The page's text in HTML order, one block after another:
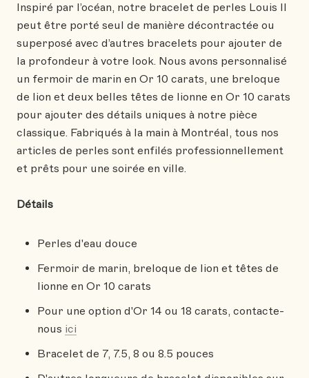
Inspiré par l’océan, notre bracelet de perles Louis II
peut être porté seul de manière décontractée ou
superposé avec d’autres bracelets pour ajouter de
la profondeur à votre look. Nous avons personnalisé
un fermoir de marin en Or 10 carats, une breloque
de lion et deux belles têtes de lionne en Or 10 carats
pour ajouter des détails uniques à notre pièce
classique. Fabriqués à la main à Montréal, tous nos
articles de perles sont enfilés professionnellement
et prêts pour une soirée en ville.
Détails
Perles d'eau douce
Fermoir de marin, breloque de lion et têtes de
lionne en Or 10 carats
Pour une option d'Or 14 ou 18 carats, contacte-
nous ici
Bracelet de 7, 7.5, 8 ou 8.5 pouces